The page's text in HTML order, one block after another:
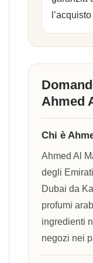
Ahmed
Chi è
Ahmed Al
degli
Dubai da
profumi
ingredienti
negozi nei